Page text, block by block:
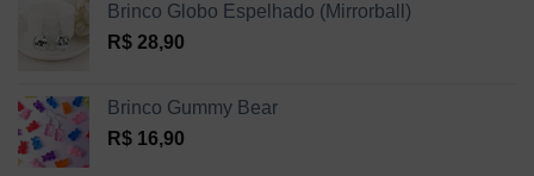
Brinco Globo Espelhado (Mirrorball)
R$ 28,90
Brinco Gummy Bear
R$ 16,90